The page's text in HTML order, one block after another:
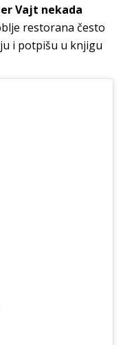
Vajt nekada
restorana često
i potpišu u knjigu